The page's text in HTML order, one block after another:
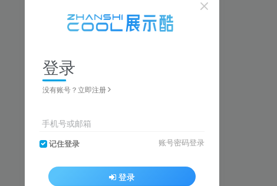
登录
没有账号？立即注册
手机号或邮箱
记住登录 账号密码登录
登录